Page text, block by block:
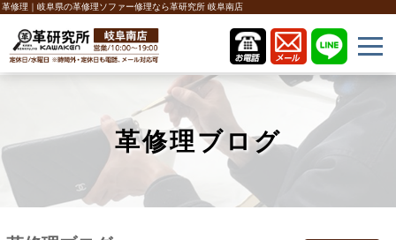
革修理｜岐阜県の革修理ソファー修理なら革研究所 岐阜南店
革修理ブログ